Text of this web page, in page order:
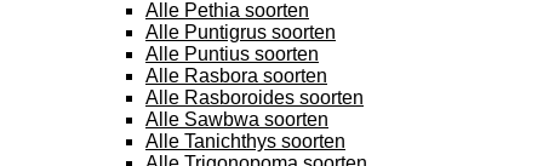
Alle Pethia soorten
Alle Puntigrus soorten
Alle Puntius soorten
Alle Rasbora soorten
Alle Rasboroides soorten
Alle Sawbwa soorten
Alle Tanichthys soorten